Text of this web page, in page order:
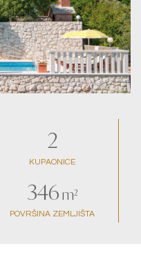
2
KUPAONICE
346 m²
POVRŠINA ZEMLJIŠTA